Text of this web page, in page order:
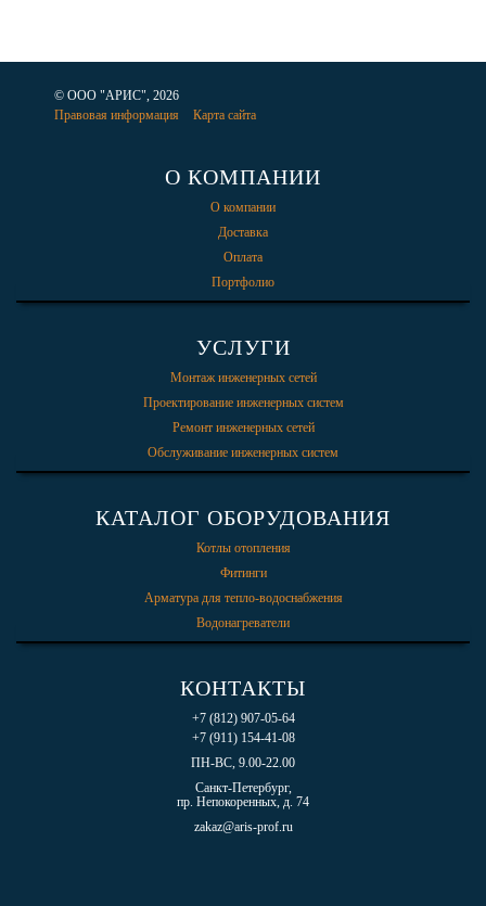
© ООО "АРИС", 2026
Правовая информация
Карта сайта
О КОМПАНИИ
О компании
Доставка
Оплата
Портфолио
УСЛУГИ
Монтаж инженерных сетей
Проектирование инженерных систем
Ремонт инженерных сетей
Обслуживание инженерных систем
КАТАЛОГ ОБОРУДОВАНИЯ
Котлы отопления
Фитинги
Арматура для тепло-водоснабжения
Водонагреватели
КОНТАКТЫ
+7 (812) 907-05-64
+7 (911) 154-41-08
ПН-ВС, 9.00-22.00
Санкт-Петербург,
пр. Непокоренных, д. 74
zakaz@aris-prof.ru